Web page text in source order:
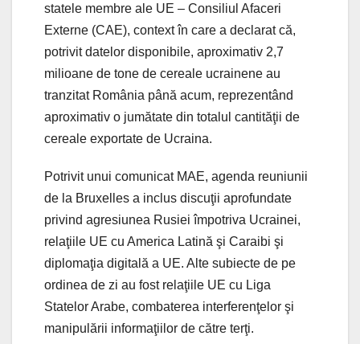
statele membre ale UE – Consiliul Afaceri
Externe (CAE), context în care a declarat că,
potrivit datelor disponibile, aproximativ 2,7
milioane de tone de cereale ucrainene au
tranzitat România până acum, reprezentând
aproximativ o jumătate din totalul cantităţii de
cereale exportate de Ucraina.
Potrivit unui comunicat MAE, agenda reuniunii
de la Bruxelles a inclus discuţii aprofundate
privind agresiunea Rusiei împotriva Ucrainei,
relaţiile UE cu America Latină şi Caraibi şi
diplomaţia digitală a UE. Alte subiecte de pe
ordinea de zi au fost relaţiile UE cu Liga
Statelor Arabe, combaterea interferenţelor şi
manipulării informaţiilor de către terţi.